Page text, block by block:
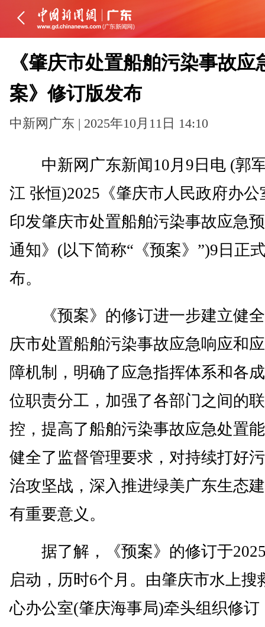
《肇庆市处置船舶污染事故应
案》修订版发布
中新网广东 | 2025年10月11日 14:10
中新网广东新闻10月9日电 (郭
江 张恒)2025《肇庆市人民政府办公
印发肇庆市处置船舶污染事故应急
通知》(以下简称“《预案》”)9日正
布。
《预案》的修订进一步建立健
庆市处置船舶污染事故应急响应和
障机制，明确了应急指挥体系和各
位职责分工，加强了各部门之间的
控，提高了船舶污染事故应急处置
健全了监督管理要求，对持续打好
治攻坚战，深入推进绿美广东生态
有重要意义。
据了解，《预案》的修订于
启动，历时6个月。由肇庆市水上搜
心办公室(肇庆海事局)牵头组织修订